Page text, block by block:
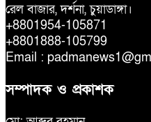
রেল বাজার, দর্শনা, চুয়াডাঙ্গা।
+8801954-105871
+8801888-105799
Email :
সম্পাদক ও প্রকাশক